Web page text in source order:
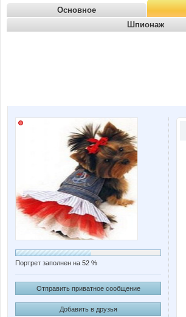
Основное
Шпионаж
Портрет заполнен на 52 %
Отправить приватное сообщение
Добавить в друзья